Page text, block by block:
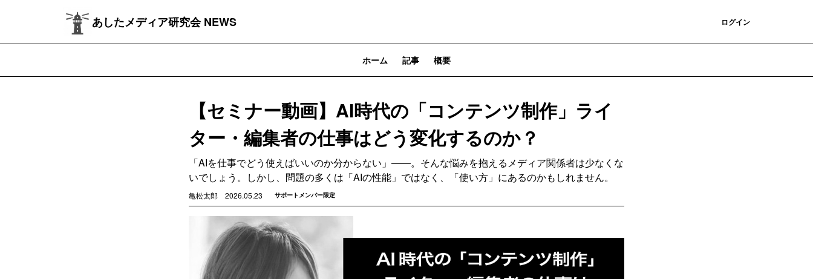
あしたメディア研究会 NEWS ログイン
ホーム 記事 概要
【セミナー動画】AI時代の「コンテンツ制作」ライ
ター・編集者の仕事はどう変化するのか？
「AIを仕事でどう使えばいいのか分からない」――。そんな悩みを抱えるメディア関係者は少なくな
いでしょう。しかし、問題の多くは「AIの性能」ではなく、「使い方」にあるのかもしれません。
亀松太郎 2026.05.23 サポートメンバー限定